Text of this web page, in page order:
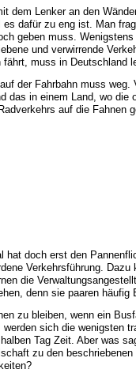
dem Lenker an den
dafür zu eng ist. Man
geben muss.
und verwirrende
fährt, muss in
der Fahrbahn muss
das in einem Land, wo
auf die Fahnen
hat doch erst den
Verkehrsführung.
die
denn sie paaren
zu bleiben, wenn ein
sich die wenigsten
Tag Zeit. Aber was
zu den